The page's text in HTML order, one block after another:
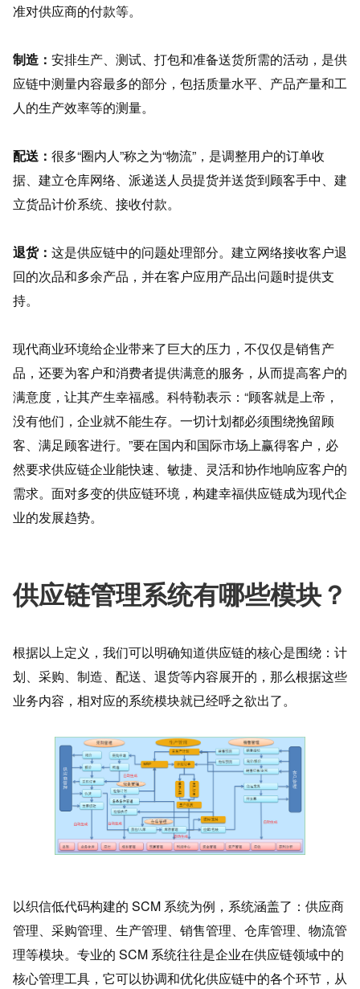
准对供应商的付款等。
制造： 安排生产、测试、打包和准备送货所需的活动，是供
应链中测量内容最多的部分，包括质量水平、产品产量和工
人的生产效率等的测量。
配送： 很多“圈内人”称之为“物流”，是调整用户的订单收
据、建立仓库网络、派递送人员提货并送货到顾客手中、建
立货品计价系统、接收付款。
退货： 这是供应链中的问题处理部分。建立网络接收客户退
回的次品和多余产品，并在客户应用产品出问题时提供支
持。
现代商业环境给企业带来了巨大的压力，不仅仅是销售产
品，还要为客户和消费者提供满意的服务，从而提高客户的
满意度，让其产生幸福感。科特勒表示：“顾客就是上帝，
没有他们，企业就不能生存。一切计划都必须围绕挽留顾
客、满足顾客进行。”要在国内和国际市场上赢得客户，必
然要求供应链企业能快速、敏捷、灵活和协作地响应客户的
需求。面对多变的供应链环境，构建幸福供应链成为现代企
业的发展趋势。
供应链管理系统有哪些模块？
根据以上定义，我们可以明确知道供应链的核心是围绕：计
划、采购、制造、配送、退货等内容展开的，那么根据这些
业务内容，相对应的系统模块就已经呼之欲出了。
以织信低代码构建的 SCM 系统为例，系统涵盖了：供应商
管理、采购管理、生产管理、销售管理、仓库管理、物流管
理等模块。专业的 SCM 系统往往是企业在供应链领域中的
核心管理工具，它可以协调和优化供应链中的各个环节，从